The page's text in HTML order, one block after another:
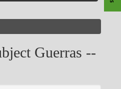
Guerras --